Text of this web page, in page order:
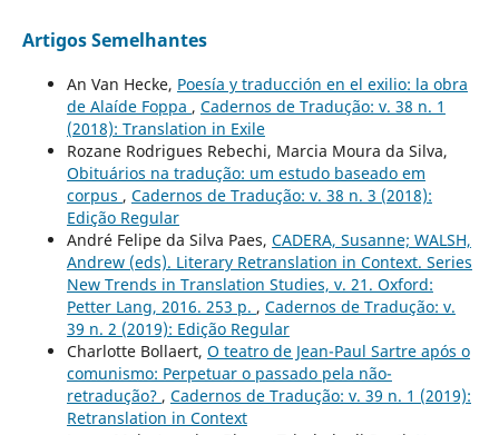
Artigos Semelhantes
An Van Hecke, Poesía y traducción en el exilio: la obra
de Alaíde Foppa , Cadernos de Tradução: v. 38 n. 1
(2018): Translation in Exile
Rozane Rodrigues Rebechi, Marcia Moura da Silva,
Obituários na tradução: um estudo baseado em
corpus , Cadernos de Tradução: v. 38 n. 3 (2018):
Edição Regular
André Felipe da Silva Paes, CADERA, Susanne; WALSH,
Andrew (eds). Literary Retranslation in Context. Series
New Trends in Translation Studies, v. 21. Oxford:
Petter Lang, 2016. 253 p. , Cadernos de Tradução: v.
39 n. 2 (2019): Edição Regular
Charlotte Bollaert, O teatro de Jean-Paul Sartre após o
comunismo: Perpetuar o passado pela não-
retradução? , Cadernos de Tradução: v. 39 n. 1 (2019):
Retranslation in Context